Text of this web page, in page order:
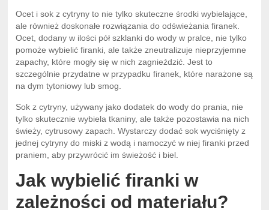
Ocet i sok z cytryny to nie tylko skuteczne środki wybielające,
ale również doskonałe rozwiązania do odświeżania firanek.
Ocet, dodany w ilości pół szklanki do wody w pralce, nie tylko
pomoże wybielić firanki, ale także zneutralizuje nieprzyjemne
zapachy, które mogły się w nich zagnieździć. Jest to
szczególnie przydatne w przypadku firanek, które narażone są
na dym tytoniowy lub smog.
Sok z cytryny, używany jako dodatek do wody do prania, nie
tylko skutecznie wybiela tkaniny, ale także pozostawia na nich
świeży, cytrusowy zapach. Wystarczy dodać sok wyciśnięty z
jednej cytryny do miski z wodą i namoczyć w niej firanki przed
praniem, aby przywrócić im świeżość i biel.
Jak wybielić firanki w
zależności od materiału?